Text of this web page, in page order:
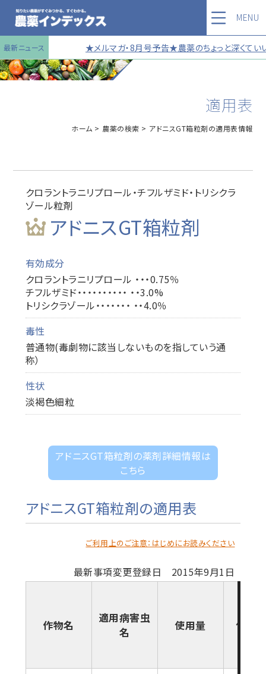
最新ニュース ★メルマガ・8月号予告★農薬のちょっと深く
MENU
適用表
ホーム 農薬の検索 アドニスGT箱粒剤の適用表情報
クロラントラニリプロール・チフルザミド・トリシクラ
ゾール粒剤
アドニスGT箱粒剤
有効成分
クロラントラニリプロール ・・・0.75％
チフルザミド・・・・・・・・・・ ・・3.0%
トリシクラゾール・・・・・・・ ・・4.0％
毒性
普通物(毒劇物に該当しないものを指していう通
称）
性状
淡褐色細粒
アドニスGT箱粒剤の薬剤詳細情報は
こちら
アドニスGT箱粒剤の適用表
ご利用上のご注意：はじめにお読みください
最新事項変更登録日 2015年9月1日
作物名
適用病害虫
名
使用量 使用